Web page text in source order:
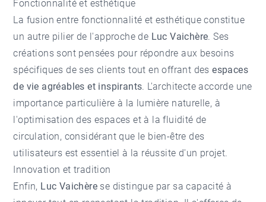
Fonctionnalité et esthétique
La fusion entre fonctionnalité et esthétique constitue
un autre pilier de l'approche de Luc Vaichère. Ses
créations sont pensées pour répondre aux besoins
spécifiques de ses clients tout en offrant desespaces
de vie agréables et inspirants. L'architecte accorde une
importance particulière à la lumière naturelle, à
l'optimisation des espaces et à la fluidité de
circulation, considérant que le bien-être des
utilisateurs est essentiel à la réussite d'un projet.
Innovation et tradition
Enfin, Luc Vaichère se distingue par sa capacité à